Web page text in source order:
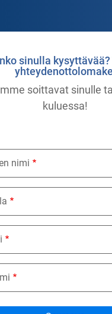
sinulla kysyttävää?
soittavat sinulle
kuluessa!
nimi
selected